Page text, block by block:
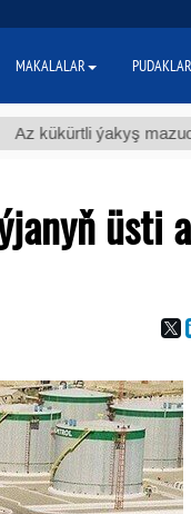
ýakyş mazudy (t.)
üsti
MAKALALAR PUDAKLAR